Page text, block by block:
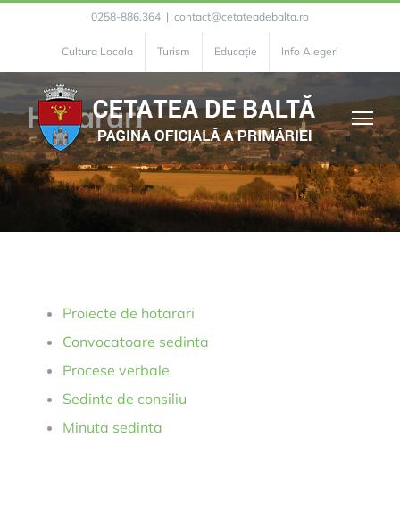
content
0258-886.364 | contact@cetateadebalta.ro
Cultura Locala Turism Educație Info Alegeri
Hotarari
Proiecte de hotarari
Convocatoare sedinta
Procese verbale
Sedinte de consiliu
Minuta sedinta